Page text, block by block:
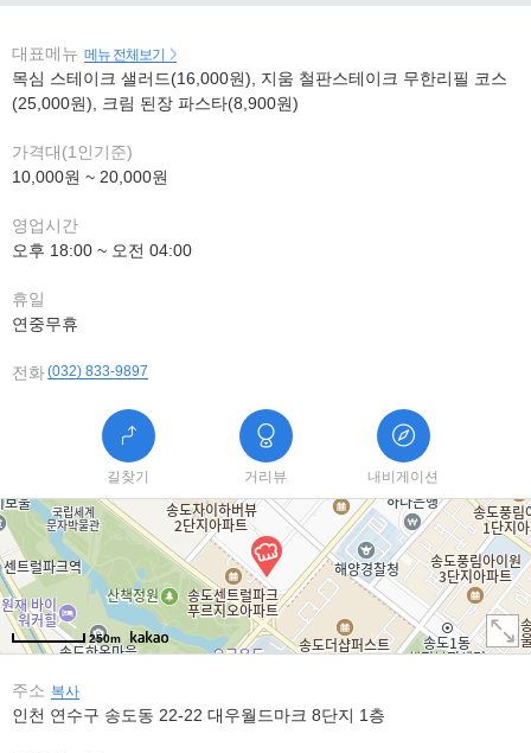
대표메뉴 메뉴 전체보기
목심 스테이크 샐러드(16,000원), 지움 철판스테이크 무한리필 코스
(25,000원), 크림 된장 파스타(8,900원)
가격대(1인기준)
10,000원 ~ 20,000원
영업시간
오후 18:00 ~ 오전 04:00
휴일
연중무휴
전화(032) 833-9897
길찾기 거리뷰 내비게이션
250m
주소 복사
인천 연수구 송도동 22-22 대우월드마크 8단지 1층